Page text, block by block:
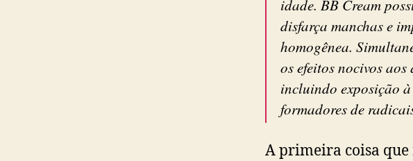
idade. BB Cream
disfarça manchas e
homogênea.
os efeitos nocivos
incluindo exposição
formadores de
A primeira coisa